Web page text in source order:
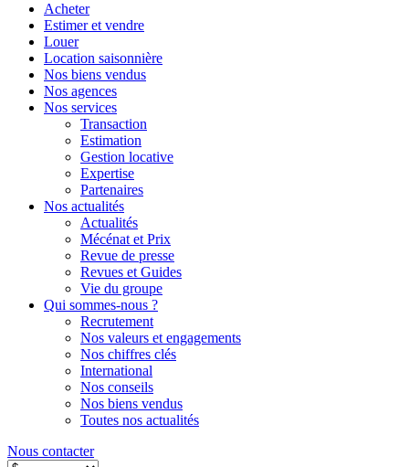
Acheter
Estimer et vendre
Louer
Location saisonnière
Nos biens vendus
Nos agences
Nos services
Transaction
Estimation
Gestion locative
Expertise
Partenaires
Nos actualités
Actualités
Mécénat et Prix
Revue de presse
Revues et Guides
Vie du groupe
Qui sommes-nous ?
Recrutement
Nos valeurs et engagements
Nos chiffres clés
International
Nos conseils
Nos biens vendus
Toutes nos actualités
Nous contacter